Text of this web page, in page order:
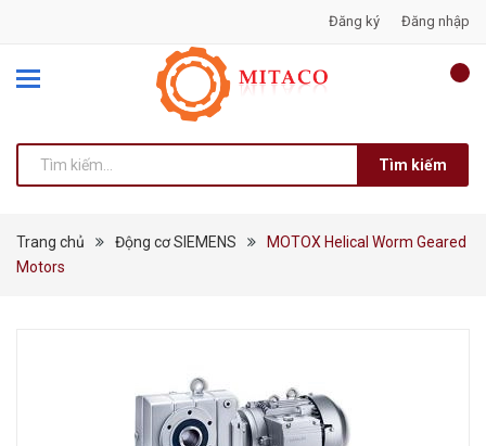
Đăng ký Đăng nhập
Tìm kiếm
Trang chủ Động cơ SIEMENS
MOTOX Helical Worm Geared
Motors